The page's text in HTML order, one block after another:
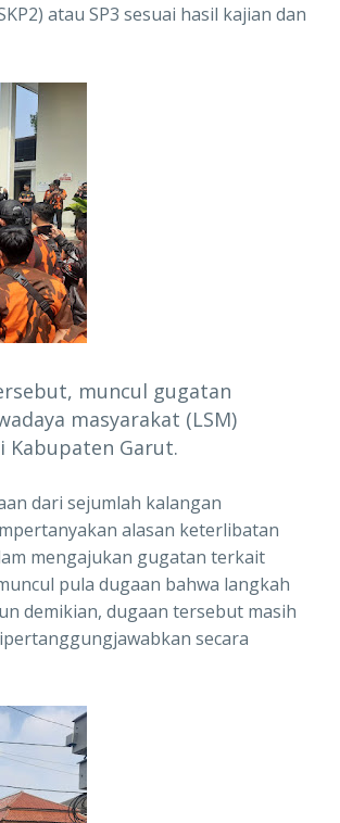
atau SP3 sesuai hasil kajian dan
muncul gugatan
masyarakat (LSM)
Kabupaten Garut.
dari sejumlah kalangan
alasan keterlibatan
mengajukan gugatan terkait
pula dugaan bahwa langkah
demikian, dugaan tersebut masih
secara